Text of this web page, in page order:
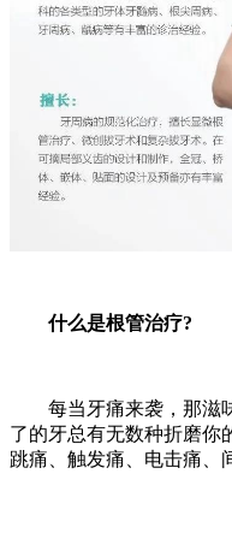
什么是根管治疗?
每当牙痛来袭，那滋味
了的牙总有无数种折磨你
跳痛、触发痛、电击痛、